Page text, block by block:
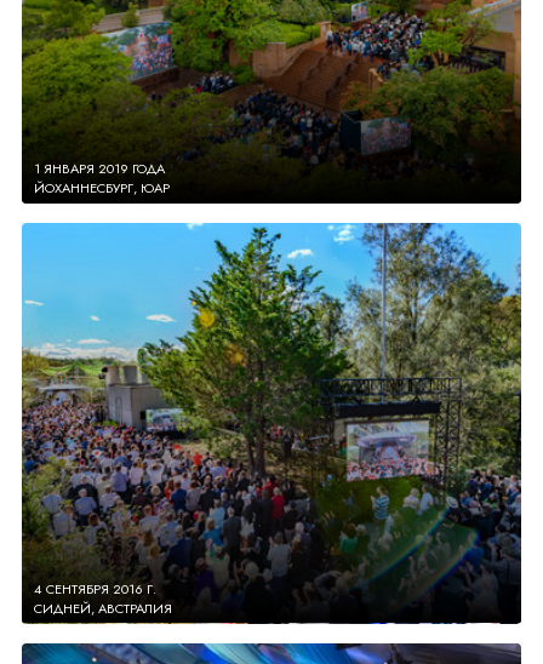
1 ЯНВАРЯ 2019 ГОДА
ЙОХАННЕСБУРГ, ЮАР
4 СЕНТЯБРЯ 2016 Г.
СИДНЕЙ, АВСТРАЛИЯ